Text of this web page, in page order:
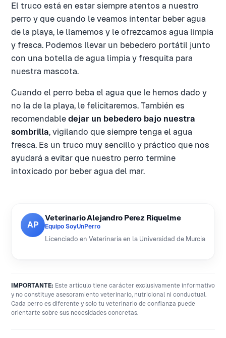
El truco está en estar siempre atentos a nuestro
perro y que cuando le veamos intentar beber agua
de la playa, le llamemos y le ofrezcamos agua limpia
y fresca. Podemos llevar un bebedero portátil junto
con una botella de agua limpia y fresquita para
nuestra mascota.
Cuando el perro beba el agua que le hemos dado y
no la de la playa, le felicitaremos. También es
recomendable dejar un bebedero bajo nuestra
sombrilla, vigilando que siempre tenga el agua
fresca. Es un truco muy sencillo y práctico que nos
ayudará a evitar que nuestro perro termine
intoxicado por beber agua del mar.
AP
Veterinario Alejandro Perez Riquelme
Equipo SoyUnPerro
Licenciado en Veterinaria en la Universidad de Murcia
IMPORTANTE: Este artículo tiene carácter exclusivamente informativo
y no constituye asesoramiento veterinario, nutricional ni conductual.
Cada perro es diferente y solo tu veterinario de confianza puede
orientarte sobre sus necesidades concretas.